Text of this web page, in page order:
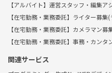
【アルバイト】運営スタッフ・編集ア
【在宅勤務・業務委託】ライター募
【在宅勤務・業務委託】カメラマン募
【在宅勤務・業務委託】事務・カンタ
関連サービス